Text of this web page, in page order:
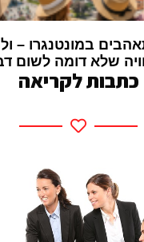
במונטנגרו –
שלא דומה לשום
כתבות לקריאה